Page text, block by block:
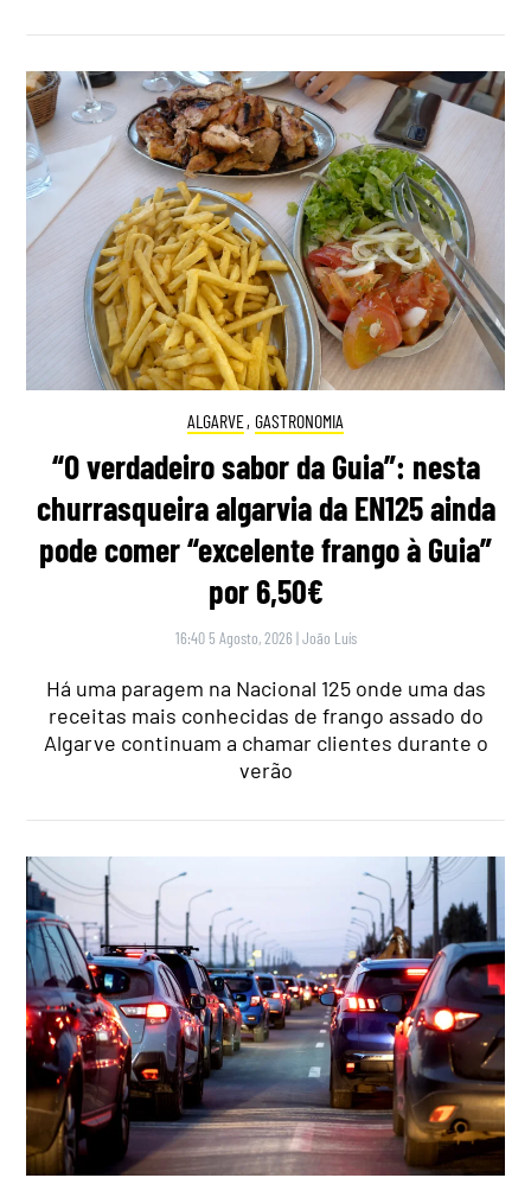
ALGARVE, GASTRONOMIA
“O verdadeiro sabor da Guia”: nesta
churrasqueira algarvia da EN125 ainda
pode comer “excelente frango à Guia”
por 6,50€
16:40 5 Agosto, 2026 |João Luís
Há uma paragem na Nacional 125 onde uma das
receitas mais conhecidas de frango assado do
Algarve continuam a chamar clientes durante o
verão